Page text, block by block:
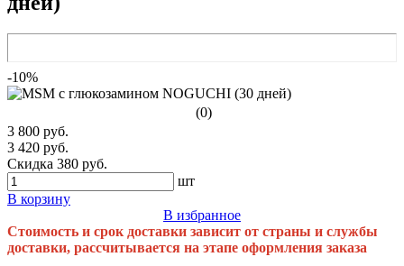
-10%
(0)
3 800 руб.
3 420 руб.
Скидка 380 руб.
шт
В корзину
В избранное
Стоимость и срок доставки зависит от страны и службы
доставки, рассчитывается на этапе оформления заказа